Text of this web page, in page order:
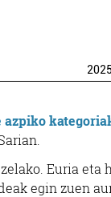
2025
azpiko
Euria eta
egin zuen